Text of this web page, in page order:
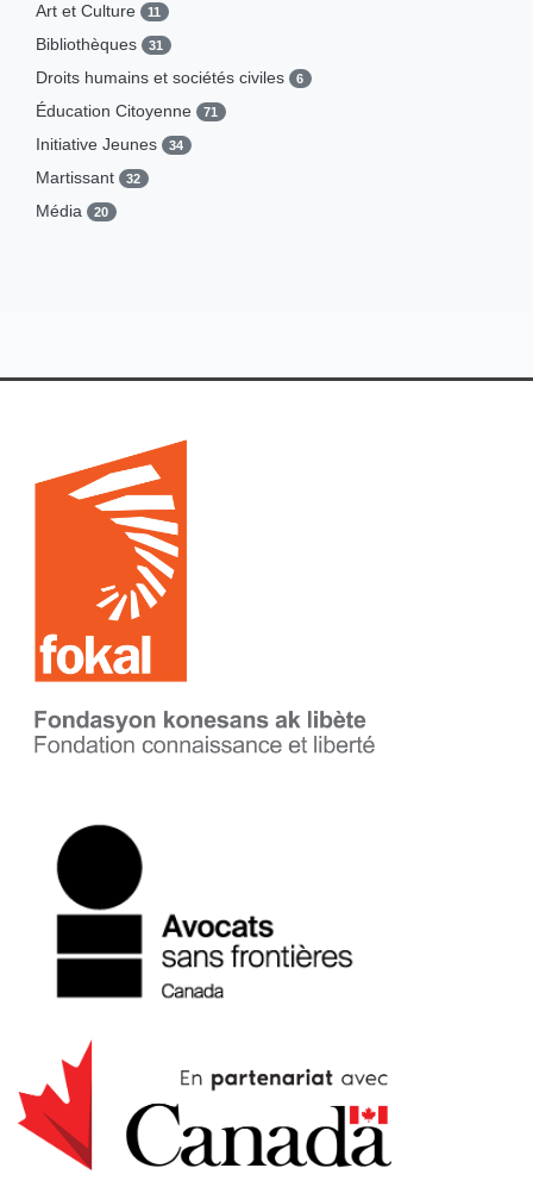
Conférence 36
Conférence-Débat
Consultation & Enquête
Cycle d'expositions 1
Cycle de projections
Diffusion
Droits des personnes malades
Journée portes ouvertes
Projection 11
Projet subventionné
4
Sensibilisation 11
Spectacle
Subvention 13
Art et Culture 11
Bibliothèques 31
Droits humains et sociétés civiles 6
Éducation Citoyenne 71
Initiative Jeunes 34
Martissant 32
Média 20